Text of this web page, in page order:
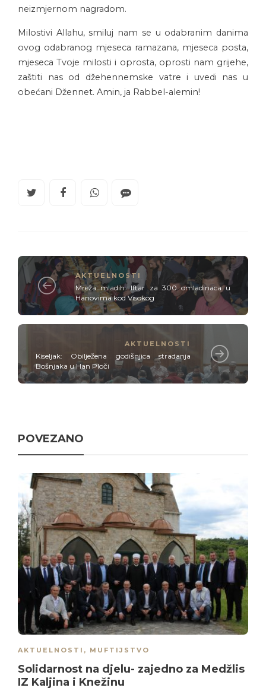
neizmjernom nagradom.
Milostivi Allahu, smiluj nam se u odabranim danima
ovog odabranog mjeseca ramazana, mjeseca posta,
mjeseca Tvoje milosti i oprosta, oprosti nam grijehe,
zaštiti nas od džehennemske vatre i uvedi nas u
obećani Džennet. Amin, ja Rabbel-alemin!
AKTUELNOSTI
Mreža mladih: Iftar za 300 omladinaca u
Hanovima kod Visokog
AKTUELNOSTI
Kiseljak: Obilježena godišnjica stradanja
Bošnjaka u Han Ploči
POVEZANO
AKTUELNOSTI , MUFTIJSTVO
Solidarnost na djelu- zajedno za Medžlis
IZ Kaljina i Knežinu